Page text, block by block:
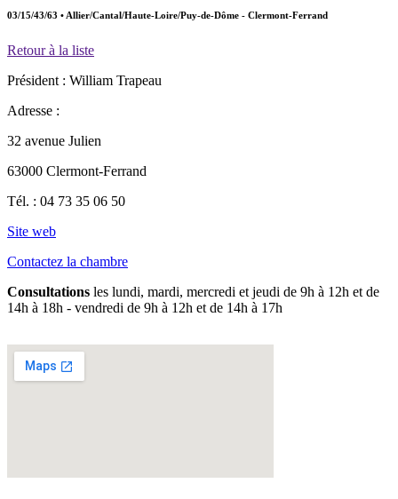
03/15/43/63 • Allier/Cantal/Haute-Loire/Puy-de-Dôme - Clermont-Ferrand
Retour à la liste
Président : William Trapeau
Adresse :
32 avenue Julien
63000 Clermont-Ferrand
Tél. : 04 73 35 06 50
Site web
Contactez la chambre
Consultations les lundi, mardi, mercredi et jeudi de 9h à 12h et de
14h à 18h - vendredi de 9h à 12h et de 14h à 17h